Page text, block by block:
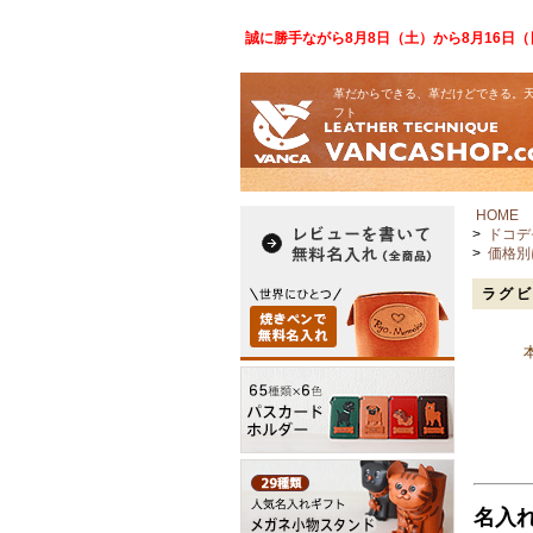
誠に勝手ながら8月8日（土）から8月16日
革だからできる、革だけどできる。
フト
HOME
>
ドコ
> 価格
ラグ
名入